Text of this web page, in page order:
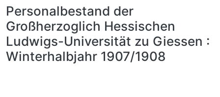
Personalbestand der
Großherzoglich Hessischen
Ludwigs-Universität zu Giessen :
Winterhalbjahr 1907/1908